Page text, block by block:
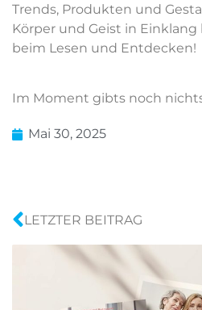
Trends, Produkten und
Körper und Geist in
beim Lesen und Entdecken!
Im Moment gibts noch
Mai 30, 2025
LETZTER BEITRAG